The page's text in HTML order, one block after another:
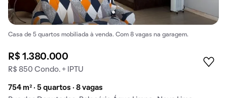
Casa de 5 quartos mobiliada à venda. Com 8 vagas na garagem.
R$ 1.380.000
R$ 850 Condo. + IPTU
754 m² · 5 quartos · 8 vagas